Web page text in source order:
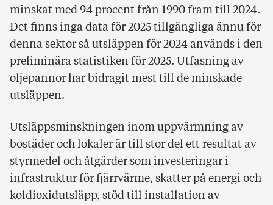
minskat med 94 procent från 1990 fram till 2024.
Det finns inga data för 2025 tillgängliga ännu för
denna sektor så utsläppen för 2024 används i den
preliminära statistiken för 2025. Utfasning av
oljepannor har bidragit mest till de minskade
utsläppen.
Utsläppsminskningen inom uppvärmning av
bostäder och lokaler är till stor del ett resultat av
styrmedel och åtgärder som investeringar i
infrastruktur för fjärrvärme, skatter på energi och
koldioxidutsläpp, stöd till installation av